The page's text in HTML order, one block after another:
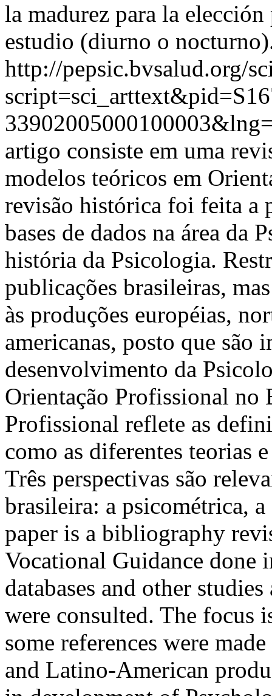
la madurez para la
estudio (diurno o
http://pepsic.bvsalud.org/
artigo consiste em uma
modelos teóricos em
revisão histórica foi feita a
bases de dados na área da
história da Psicologia.
publicações brasileiras,
às produções européias,
americanas, posto que são
desenvolvimento da
Orientação Profissional no
Profissional reflete as
como as diferentes teorias
Três perspectivas são
brasileira: a psicométrica,
paper is a bibliography
Vocational Guidance done
databases and other
were consulted. The focus
some references were
and Latino-American